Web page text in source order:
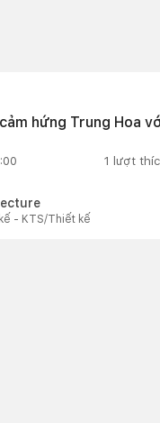
hứng Trung Hoa
1 lượt
- KTS/Thiết kế